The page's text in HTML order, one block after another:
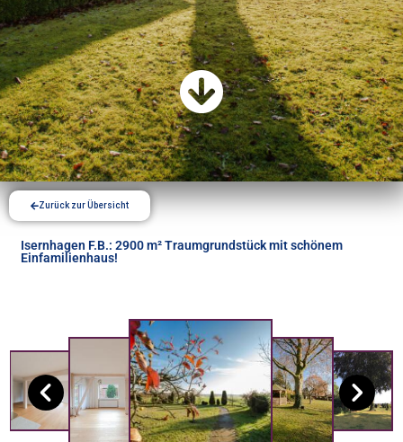
Zurück zur Übersicht
Isernhagen F.B.: 2900 m² Traumgrundstück mit schönem
Einfamilienhaus!